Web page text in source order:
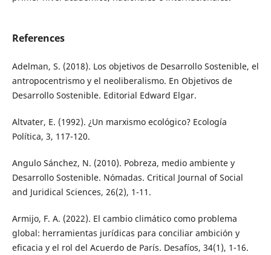
References
Adelman, S. (2018). Los objetivos de Desarrollo Sostenible, el
antropocentrismo y el neoliberalismo. En Objetivos de
Desarrollo Sostenible. Editorial Edward Elgar.
Altvater, E. (1992). ¿Un marxismo ecológico? Ecología
Política, 3, 117-120.
Angulo Sánchez, N. (2010). Pobreza, medio ambiente y
Desarrollo Sostenible. Nómadas. Critical Journal of Social
and Juridical Sciences, 26(2), 1-11.
Armijo, F. A. (2022). El cambio climático como problema
global: herramientas jurídicas para conciliar ambición y
eficacia y el rol del Acuerdo de París. Desafíos, 34(1), 1-16.